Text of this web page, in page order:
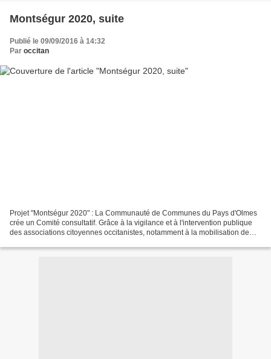
Montségur 2020, suite
Publié le 09/09/2016 à 14:32
Par occitan
Projet "Montségur 2020" : La Communauté de Communes du Pays d'Olmes
crée un Comité consultatif. Grâce à la vigilance et à l'intervention publique
des associations citoyennes occitanistes, notamment à la mobilisation de